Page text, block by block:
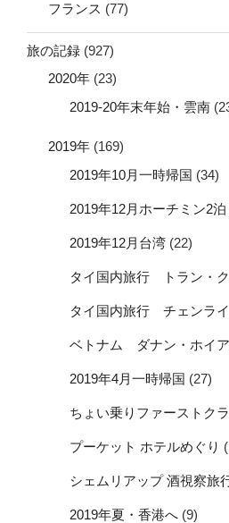
フランス (77)
旅の記録 (927)
2020年 (23)
2019-20年末年始・雲南
2019年 (169)
2019年10月一時帰国 (34)
2019年12月ホーチミン2泊
2019年12月台湾 (22)
タイ国内旅行 トラン・
タイ国内旅行 チェンライ
ベトナム ダナン・ホイ
2019年4月一時帰国 (27)
ちょい乗りファーストク
プーケット ホテルめぐり
シェムリアップ 酒視察旅
2019年夏・香港へ (9)